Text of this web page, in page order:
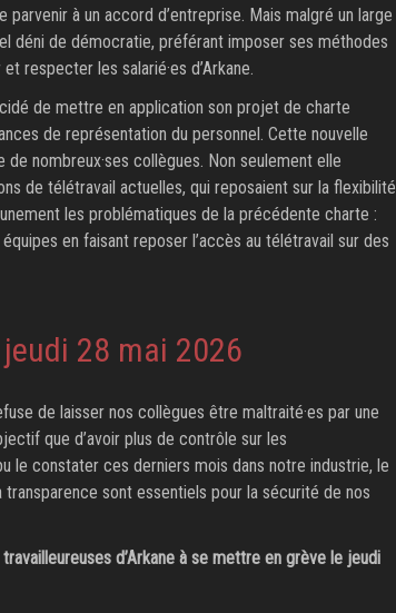
à un accord d’entreprise. Mais malgré un large
déni de démocratie, préférant imposer ses méthodes
respecter les salarié·es d’Arkane.
de mettre en application son projet de charte
de représentation du personnel. Cette nouvelle
nombreux·ses collègues. Non seulement elle
de télétravail actuelles, qui reposaient sur la flexibilité
les problématiques de la précédente charte :
en faisant reposer l’accès au télétravail sur des
28 mai 2026
de laisser nos collègues être maltraité·es par une
que d’avoir plus de contrôle sur les
le constater ces derniers mois dans notre industrie, le
sont essentiels pour la sécurité de nos
d’Arkane à se mettre en grève le jeudi